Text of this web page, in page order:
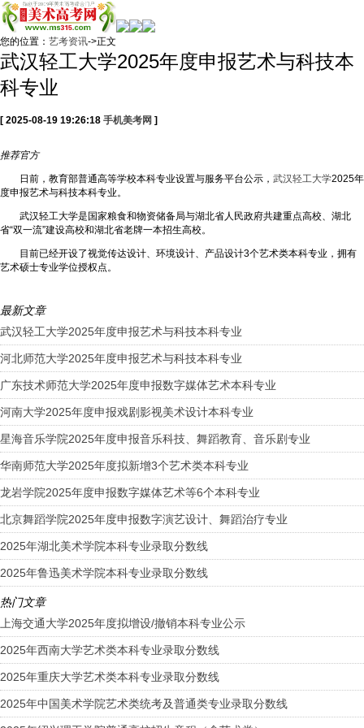
您的位置： 艺考资讯->正文
武汉轻工大学2025年度申报艺术与科技本
科专业
[ 2025-08-19 19:26:18 手机美考网 ]
推荐官方
日前，教育部普通高等学校本科专业设置与服务平台公示， 武汉轻工大学2025年
度申报艺术与科技本科专业。
武汉轻工大学是国家粮食和物资储备局与湖北省人民政府共建重点高校、湖北
省“双一流”建设高校和湖北省老牌一本招生高校。
目前已经开设了视觉传达设计、环境设计、产品设计3个艺术类本科专业，拥有
艺术硕士专业学位授权点。
最新文章
武汉轻工大学2025年度申报艺术与科技本科专业
河北师范大学2025年度申报艺术与科技本科专业
广东技术师范大学2025年度申报数字媒体艺术本科专业
河南大学2025年度申报戏剧影视美术设计本科专业
星海音乐学院2025年度申报音乐科技、舞蹈教育、音乐剧专业
华南师范大学2025年度拟新增3个艺术类本科专业
龙岩学院2025年度申报数字媒体艺术等6个本科专业
北京舞蹈学院2025年度申报数字演艺设计、舞蹈治疗专业
2025年湖北美术学院本科专业录取分数线
2025年鲁迅美术学院本科专业录取分数线
热门文章
上海交通大学2025年度拟增设/撤销本科专业公示
2025年西南大学艺术类本科专业录取分数线
2025年重庆大学艺术类本科专业录取分数线
2025年中国美术学院艺术类统考及普通类专业录取分数线